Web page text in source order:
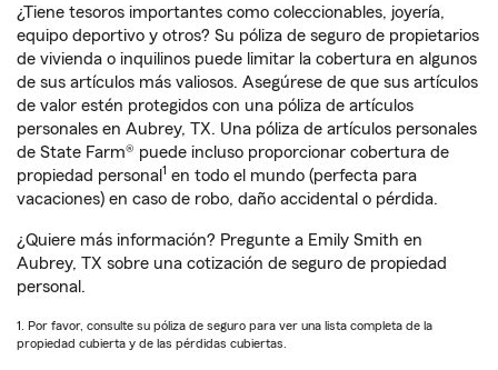
¿Tiene tesoros importantes como coleccionables, joyería,
equipo deportivo y otros? Su póliza de seguro de propietarios
de vivienda o inquilinos puede limitar la cobertura en algunos
de sus artículos más valiosos. Asegúrese de que sus artículos
de valor estén protegidos con una póliza de artículos
personales en Aubrey, TX. Una póliza de artículos personales
de State Farm® puede incluso proporcionar cobertura de
propiedad personal 1 en todo el mundo (perfecta para
vacaciones) en caso de robo, daño accidental o pérdida.
¿Quiere más información? Pregunte a Emily Smith en
Aubrey, TX sobre una cotización de seguro de propiedad
personal.
1. Por favor, consulte su póliza de seguro para ver una lista completa de la
propiedad cubierta y de las pérdidas cubiertas.